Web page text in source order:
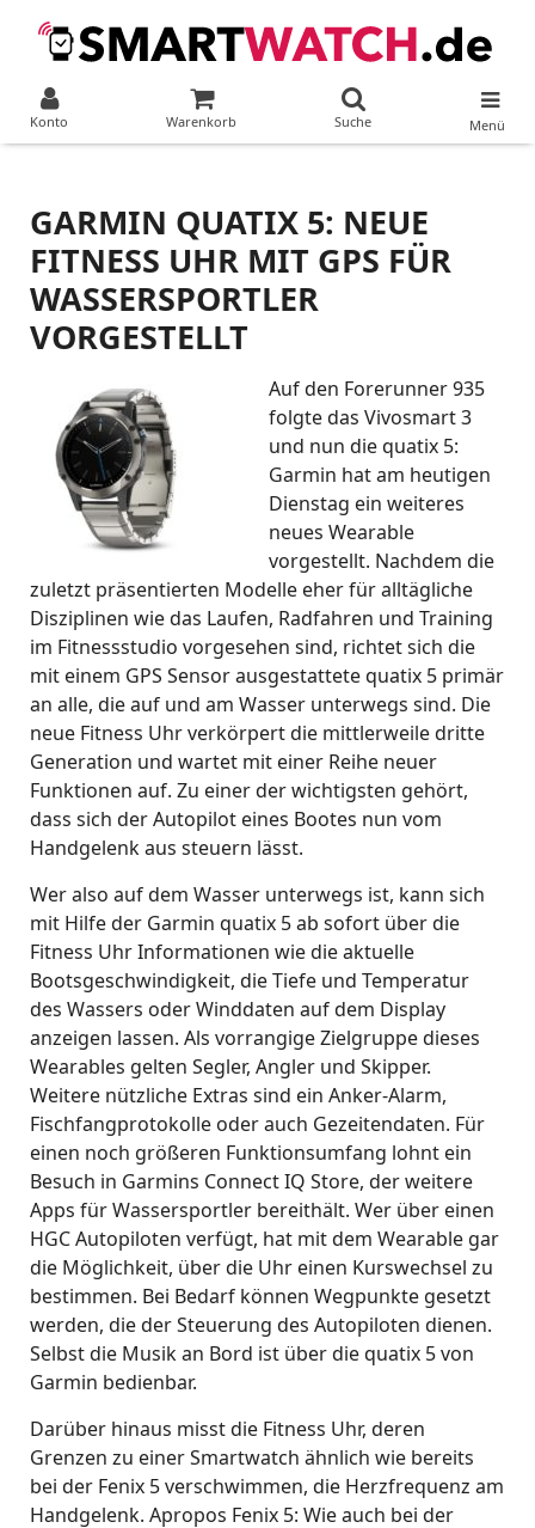
Konto Warenkorb Suche Menü
GARMIN QUATIX 5: NEUE
FITNESS UHR MIT GPS FÜR
WASSERSPORTLER
VORGESTELLT
Auf den Forerunner 935
folgte das Vivosmart 3
und nun die quatix 5:
Garmin hat am heutigen
Dienstag ein weiteres
neues Wearable
vorgestellt. Nachdem die
zuletzt präsentierten Modelle eher für alltägliche
Disziplinen wie das Laufen, Radfahren und Training
im Fitnessstudio vorgesehen sind, richtet sich die
mit einem GPS Sensor ausgestattete quatix 5 primär
an alle, die auf und am Wasser unterwegs sind. Die
neue Fitness Uhr verkörpert die mittlerweile dritte
Generation und wartet mit einer Reihe neuer
Funktionen auf. Zu einer der wichtigsten gehört,
dass sich der Autopilot eines Bootes nun vom
Handgelenk aus steuern lässt.
Wer also auf dem Wasser unterwegs ist, kann sich
mit Hilfe der Garmin quatix 5 ab sofort über die
Fitness Uhr Informationen wie die aktuelle
Bootsgeschwindigkeit, die Tiefe und Temperatur
des Wassers oder Winddaten auf dem Display
anzeigen lassen. Als vorrangige Zielgruppe dieses
Wearables gelten Segler, Angler und Skipper.
Weitere nützliche Extras sind ein Anker-Alarm,
Fischfangprotokolle oder auch Gezeitendaten. Für
einen noch größeren Funktionsumfang lohnt ein
Besuch in Garmins Connect IQ Store, der weitere
Apps für Wassersportler bereithält. Wer über einen
HGC Autopiloten verfügt, hat mit dem Wearable gar
die Möglichkeit, über die Uhr einen Kurswechsel zu
bestimmen. Bei Bedarf können Wegpunkte gesetzt
werden, die der Steuerung des Autopiloten dienen.
Selbst die Musik an Bord ist über die quatix 5 von
Garmin bedienbar.
Darüber hinaus misst die Fitness Uhr, deren
Grenzen zu einer Smartwatch ähnlich wie bereits
bei der Fenix 5 verschwimmen, die Herzfrequenz am
Handgelenk. Apropos Fenix 5: Wie auch bei der